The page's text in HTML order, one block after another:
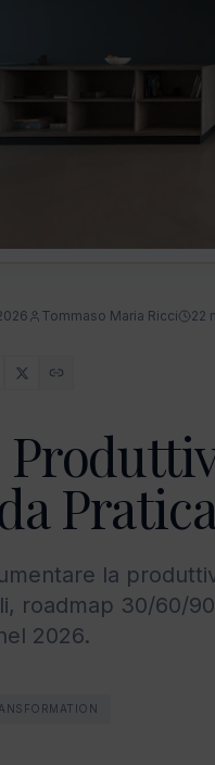
Tommaso Maria Ricci 22
la
roadmap 30/60/
2026.